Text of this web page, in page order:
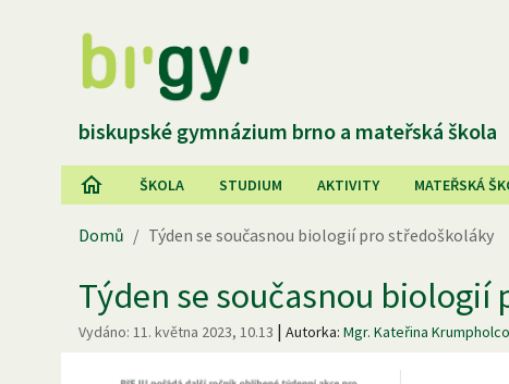
biskupské gymnázium brno a mateřská škola
ŠKOLA STUDIUM AKTIVITY MATEŘSKÁ
Domů / Týden se současnou biologií pro středoškoláky
Týden se současnou
Vydáno: 11. května 2023, 10.13 | Autorka: Mgr. Kateřina